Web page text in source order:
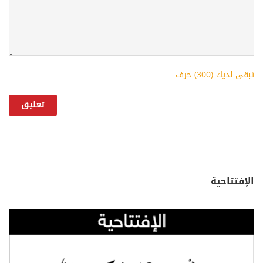
تبقى لديك (300) حرف
الإفتتاحية